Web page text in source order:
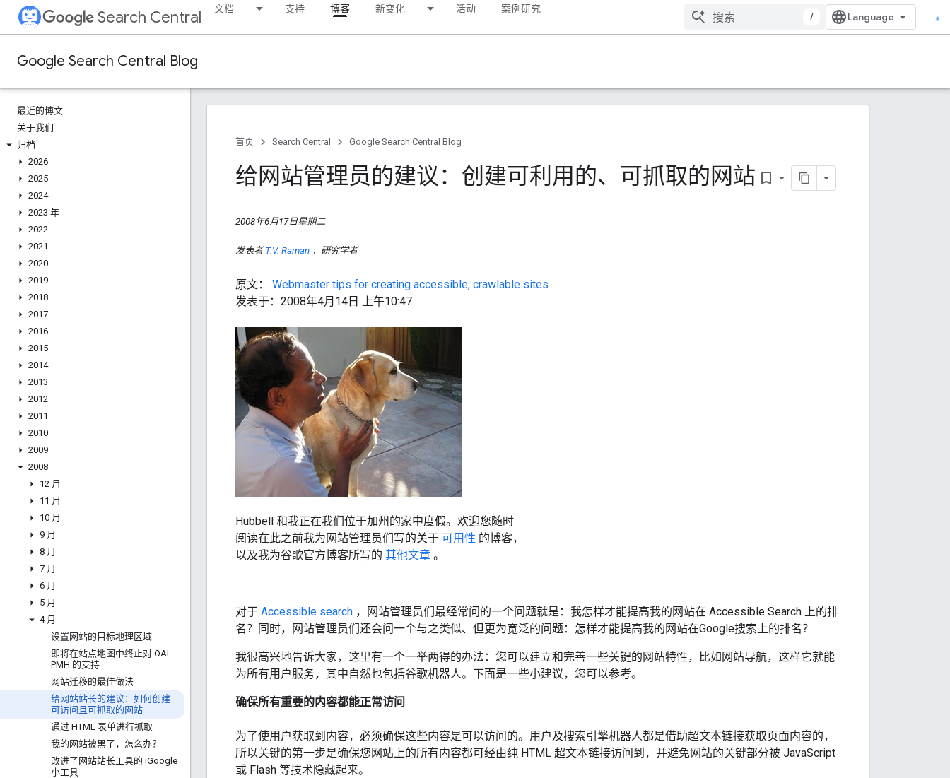
Search Central 文档 支持 博客 新变化 活动 案例研究
/
Google Search Central Blog
最近的博文
关于我们
归档
2026
2025
2024
2023 年
2022
2021
2020
2019
2018
2017
2016
2015
2014
2013
2012
2011
2010
2009
2008
12 月
11 月
10 月
9 月
8 月
7 月
6 月
5 月
4 月
设置网站的目标地理区域
即将在站点地图中终止对 OAI-
PMH 的支持
网站迁移的最佳做法
给网站站长的建议：如何创建
可访问且可抓取的网站
通过 HTML 表单进行抓取
我的网站被黑了，怎么办？
改进了网站站长工具的 iGoogle
小工具
首页 Search Central Google Search Central Blog
给网站管理员的建议：创建可利用的、可抓取的网站 bookmark_border
2008年6月17日星期二
发表者T.V. Raman ，研究学者
原文： Webmaster tips for creating accessible, crawlable sites
发表于：2008年4月14日 上午10:47
Hubbell 和我正在我们位于加州的家中度假。欢迎您随时
阅读在此之前我为网站管理员们写的关于 可用性 的博客，
以及我为谷歌官方博客所写的 其他文章 。
对于 Accessible search ，网站管理员们最经常问的一个问题就是：我怎样才能提高我的网站在 Accessible Search 上的排
名？同时，网站管理员们还会问一个与之类似、但更为宽泛的问题：怎样才能提高我的网站在Google搜索上的排名？
我很高兴地告诉大家，这里有一个一举两得的办法：您可以建立和完善一些关键的网站特性，比如网站导航，这样它就能
为所有用户服务，其中自然也包括谷歌机器人。下面是一些小建议，您可以参考。
确保所有重要的内容都能正常访问
为了使用户获取到内容，必须确保这些内容是可以访问的。用户及搜索引擎机器人都是借助超文本链接获取页面内容的，
所以关键的第一步是确保您网站上的所有内容都可经由纯 HTML 超文本链接访问到，并避免网站的关键部分被 JavaScript
或 Flash 等技术隐藏起来。